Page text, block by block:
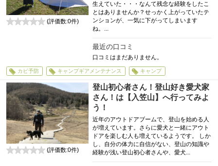
生えていた・・・なんて残念な経験をしたこ
とはありませんか？せっかく上がっていたテ
ンションが、一気に下がってしまいます
ね。...
最近の口コミ
口コミはまだありません。
(評価数:0件)
カビ予防 キャンプギアメンテナンス キャンプ
登山初心者さん！登山好き愛犬家
さん！は【入笠山】へ行ってみよ
う！
近年のアウトドアブームで、登山を始める人
が増えています。さらに愛犬と一緒にアウト
ドアを楽しむ人も増えているようです。 しか
し、自分の体力に自信がない、登山の知識や
経験が浅い登山初心者さんや、愛犬...
(評価数:0件)